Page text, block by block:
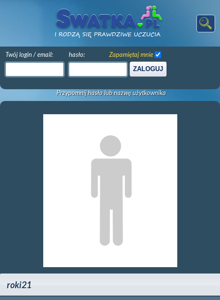
Twój login / email: hasło:
ZALOGUJ
Zapamiętaj mnie
Przypomnij hasło lub nazwę użytkownika
roki21